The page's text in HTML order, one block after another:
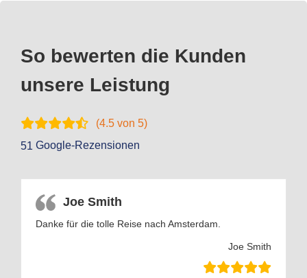
So bewerten die Kunden
unsere Leistung
(4.5 von 5)
51 Google-Rezensionen
Joe Smith
Danke für die tolle Reise nach Amsterdam.
Joe Smith